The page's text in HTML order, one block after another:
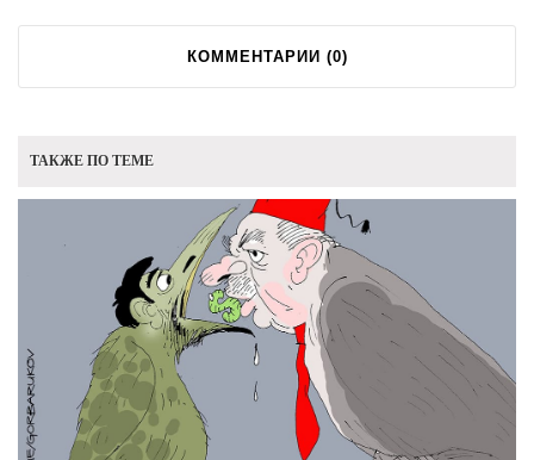
КОММЕНТАРИИ (0)
ТАКЖЕ ПО ТЕМЕ